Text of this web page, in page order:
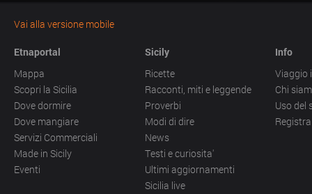
Vai alla versione mobile
Etnaportal
Mappa
Scopri la Sicilia
Dove dormire
Dove mangiare
Servizi Commerciali
Made in Sicily
Eventi
Sicily
Ricette
Racconti, miti e leggende
Proverbi
Modi di dire
News
Testi e curiosita'
Ultimi aggiornamenti
Sicilia live
Info
Viaggio
Chi
Uso del